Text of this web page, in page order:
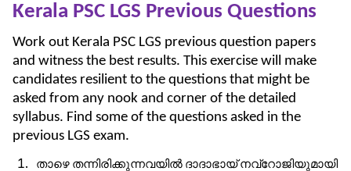
Kerala PSC LGS Previous Questions
Work out Kerala PSC LGS previous question papers
and witness the best results. This exercise will make
candidates resilient to the questions that might be
asked from any nook and corner of the detailed
syllabus. Find some of the questions asked in the
previous LGS exam.
താഴെ തന്നിരിക്കുന്നവയിൽ ദാദാഭായ്നവ്റോജിയുമായി